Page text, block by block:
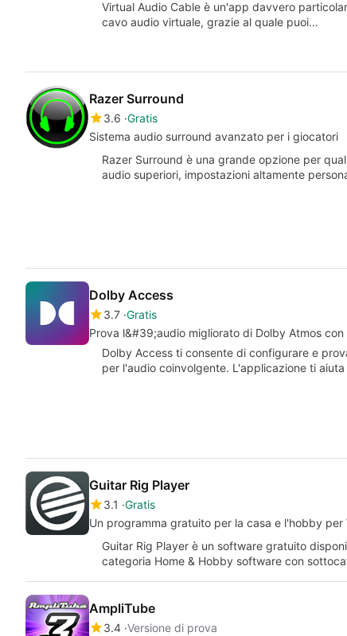
Virtual Audio Cable è un'app davvero
cavo audio virtuale, grazie al quale puoi…
Razer Surround
3.6 Gratis
Sistema audio surround avanzato per i giocatori
Razer Surround è una grande opzione per
audio superiori, impostazioni altamente
Dolby Access
3.7 Gratis
Prova l&#39;audio migliorato di Dolby Atmos
Dolby Access ti consente di configurare e
per l'audio coinvolgente. L'applicazione ti
Guitar Rig Player
3.1 Gratis
Un programma gratuito per la casa e l'hobby per
Guitar Rig Player è un software gratuito
categoria Home & Hobby software con
AmpliTube
3.4 Versione di prova